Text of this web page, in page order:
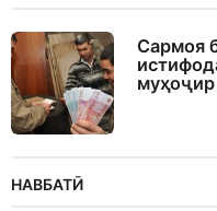
Cармоя
муҳоҷир
НАВБАТӢ